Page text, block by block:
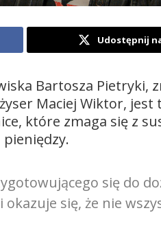
Udostępnij
Bartosza Pietryki,
Maciej Wiktor,
które zmaga się z
się do
się, że nie